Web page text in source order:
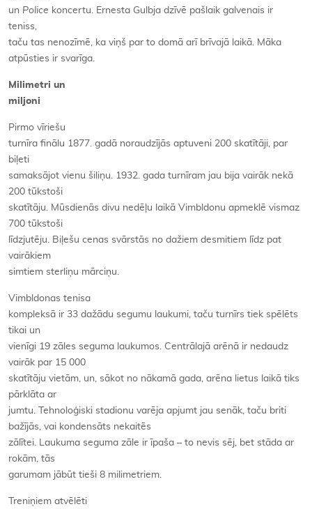
un Police koncertu. Ernesta Gulbja dzīvē pašlaik galvenais ir
teniss,
taču tas nenozīmē, ka viņš par to domā arī brīvajā laikā. Māka
atpūsties ir svarīga.
Milimetri un
miljoni
Pirmo vīriešu
turnīra finālu 1877. gadā noraudzījās aptuveni 200 skatītāji, par
biļeti
samaksājot vienu šiliņu. 1932. gada turnīram jau bija vairāk nekā
200 tūkstoši
skatītāju. Mūsdienās divu nedēļu laikā Vimbldonu apmeklē vismaz
700 tūkstoši
līdzjutēju. Biļešu cenas svārstās no dažiem desmitiem līdz pat
vairākiem
simtiem sterliņu mārciņu.
Vimbldonas tenisa
kompleksā ir 33 dažādu segumu laukumi, taču turnīrs tiek spēlēts
tikai un
vienīgi 19 zāles seguma laukumos. Centrālajā arēnā ir nedaudz
vairāk par 15 000
skatītāju vietām, un, sākot no nākamā gada, arēna lietus laikā tiks
pārklāta ar
jumtu. Tehnoloģiski stadionu varēja apjumt jau senāk, taču briti
bažījās, vai kondensāts nekaitēs
zālītei. Laukuma seguma zāle ir īpaša – to nevis sēj, bet stāda ar
rokām, tās
garumam jābūt tieši 8 milimetriem.
Treniņiem atvēlēti